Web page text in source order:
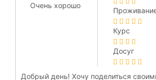
Очень хорошо
Курс
Досуг
Добрый день! Хочу поделиться